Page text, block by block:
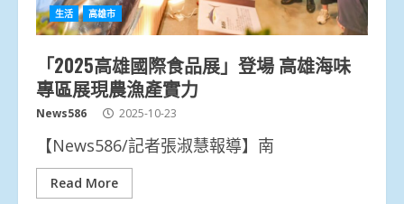
生活 高雄市
「2025高雄國際食品展」登場 高雄海味
專區展現農漁產實力
News586 2025-10-23
【News586/記者張淑慧報導】南
Read More